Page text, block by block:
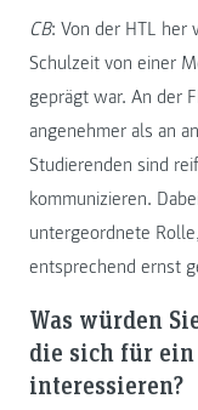
CB: Von der HTL her
Schulzeit von einer
geprägt war. An der
angenehmer als an
Studierenden sind
kommunizieren.
untergeordnete
entsprechend ernst
Was würden
die sich für
interessieren?